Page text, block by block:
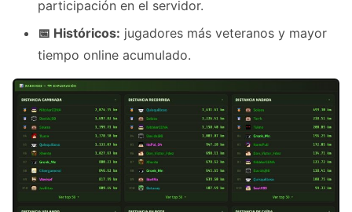
participación en el servidor.
📅 Históricos: jugadores más veteranos y mayor
tiempo online acumulado.